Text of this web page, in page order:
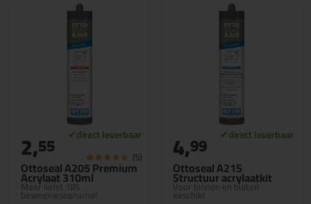
Ottoseal A205 Premium
Acrylaat 310ml
Maar liefst 18%
bewegingsopname!
2,55 (5)
Ottoseal A215
Structuur acrylaatkit
Voor binnen en buiten
geschikt
4,99